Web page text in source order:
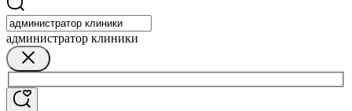
администратор клиники